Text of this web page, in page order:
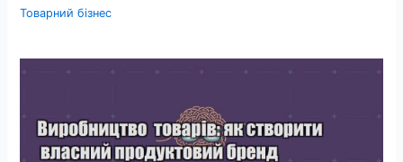
Товарний бізнес